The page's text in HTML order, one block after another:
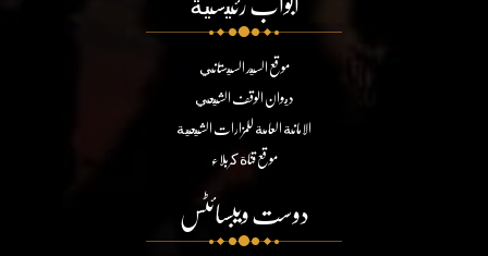
موقع السيد السيستاني
ديوان الوقف الشيعي
الامانة العامة للمزارات الشيعية
موقع قناة كربلاء
دوست ویبسائٹس